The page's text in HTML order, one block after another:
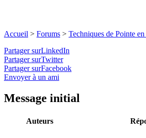
Accueil > Forums > Techniques de Pointe
Partager surLinkedIn
Partager surTwitter
Partager surFacebook
Envoyer à un ami
Message initial
Auteurs